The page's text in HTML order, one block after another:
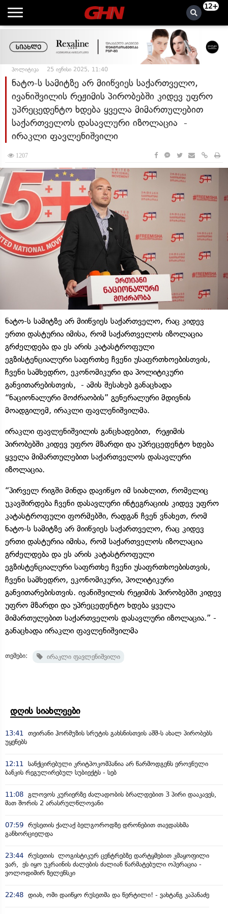
12+
პოლიტიკა 25 ივნისი 2025, 11:40
ნატო-ს სამიტზე არ მიიწვიეს საქართველო,
ივანიშვილის რეჟიმის პირობებში კიდევ უფრო
უპრეცედენტო ხდება ყველა მიმართულებით
საქართველოს დასავლური იზოლაცია -
ირაკლი ფავლენიშვილი
1207
ნატო-ს სამიტზე არ მიიწვიეს საქართველო, რაც კიდევ
ერთი დასტურია იმისა, რომ საქართველოს იზოლაცია
გრძელდება და ეს არის კატასტროფული
ეგზისტენციალური საფრთხე ჩვენი უსაფრთხოებისთვის,
ჩვენი სამხედრო, ეკონომიკური და პოლიტიკური
განვითარებისთვის, - ამის შესახებ განაცხადა
“ნაციონალური მოძრაობის” გენერალური მდივნის
მოადგილემ, ირაკლი ფავლენიშვილმა.
ირაკლი ფავლენიშვილის განცხადებით, რეჟიმის
პირობებში კიდევ უფრო მზარდი და უპრეცედენტო ხდება
ყველა მიმართულებით საქართველოს დასავლური
იზოლაცია.
“პირველ რიგში მინდა დავიწყო იმ სიახლით, რომელიც
უკავშირდება ჩვენი დასავლური ინტეგრაციის კიდევ უფრო
კატასტროფული ფორმებში, რადგან ჩვენ ვნახეთ, რომ
ნატო-ს სამიტზე არ მიიწვიეს საქართველო, რაც კიდევ
ერთი დასტურია იმისა, რომ საქართველოს იზოლაცია
გრძელდება და ეს არის კატასტროფული
ეგზისტენციალური საფრთხე ჩვენი უსაფრთხოებისთვის,
ჩვენი სამხედრო, ეკონომიკური, პოლიტიკური
განვითარებისთვის. ივანიშვილის რეჟიმის პირობებში კიდევ
უფრო მზარდი და უპრეცედენტო ხდება ყველა
მიმართულებით საქართველოს დასავლური იზოლაცია.” -
განაცხადა ირაკლი ფავლენიშვილმა
თემები: ირაკლი ფავლენიშვილი
დღის სიახლეები
13:41
თეირანი ჰორმუზის სრუტის გახსნისთვის აშშ-ს ახალ პირობებს
უყენებს
12:11
სანქცირებული კრიტპოკომპანია არ წარმოდგენს ეროვნული
ბანკის რეგულირებულ სუბიექტს - სებ
11:08 გლოვოს კურიერზე ძალადობის ბრალდებით 3 პირი დააკავეს,
მათ შორის 2 არასრულწლოვანი
07:59 რუსეთის ქალაქ ბელგოროდზე დრონებით თავდასხმა
განხორციელდა
23:44 რუსეთის ლოგისტიკურ ცენტრებზე დარტყმებით კმაყოფილი
ვარ, ეს იყო უკრაინის ძალების ძალიან წარმატებული ოპერაცია -
ვოლოდიმირ ზელენსკი
22:48 დიახ, ომი დაიწყო რუსეთმა და წერტილი! - ვახტანგ კაპანაძე